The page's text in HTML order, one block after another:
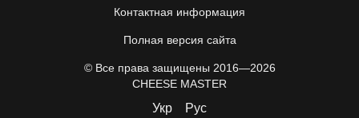
Контактная информация
Полная версия сайта
© Все права защищены 2016—2026
CHEESE MASTER
Укр Рус